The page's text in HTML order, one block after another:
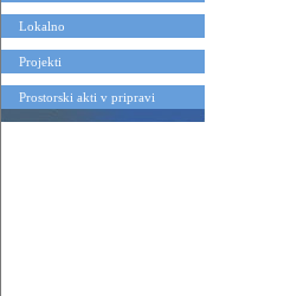
Lokalno
Projekti
Prostorski akti v pripravi